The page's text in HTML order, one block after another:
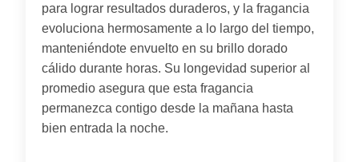
para lograr resultados duraderos, y la fragancia
evoluciona hermosamente a lo largo del tiempo,
manteniéndote envuelto en su brillo dorado
cálido durante horas. Su longevidad superior al
promedio asegura que esta fragancia
permanezca contigo desde la mañana hasta
bien entrada la noche.